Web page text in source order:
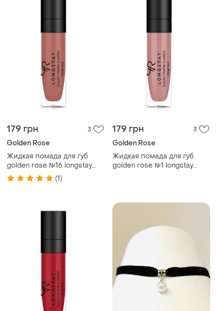
179 грн 3
Golden Rose
Жидкая помада для губ
golden rose №16 longstay
liquid matte голден роуз
матовая
(1)
179 грн 3
Golden Rose
Жидкая помада для губ
golden rose №1 longstay